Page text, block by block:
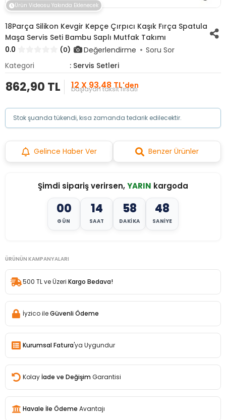
Ürün Videosu Yakında Eklenecek
18Parça Silikon Kevgir Kepçe Çırpıcı Kaşık Fırça Spatula
Maşa Servis Seti Bambu Saplı Mutfak Takımı
0.0
(0) Değerlendirme
Soru Sor
Kategori
: Servis Setleri
862,90 TL 12 X 93,48 TL'den
başlayan taksit fırsatı
Stok şuanda tükendi, kısa zamanda tedarik edilecektir.
Gelince Haber Ver Benzer Ürünler
Şimdi sipariş verirsen,YARIN kargoda
00
GÜN
14
SAAT
58
DAKIKA
46
SANIYE
ÜRÜNÜN KAMPANYALARI
500 TL ve Üzeri Kargo Bedava!
İyzico ileGüvenli Ödeme
Kurumsal Fatura'ya Uygundur
Kolay İade ve Değişim Garantisi
Havale İle Ödeme Avantajı